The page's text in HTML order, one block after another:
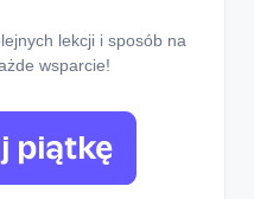
lekcji i sposób na
wsparcie!